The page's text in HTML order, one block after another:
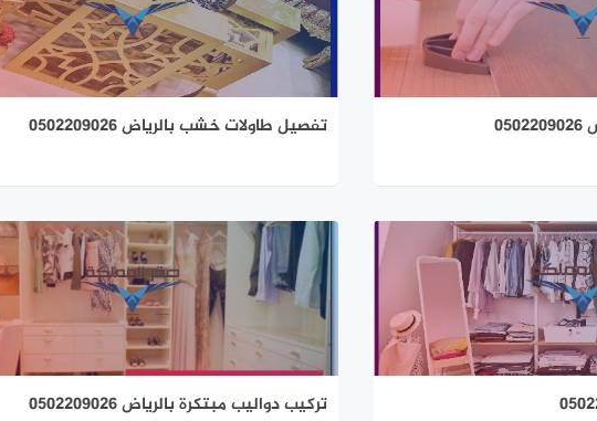
تفصيل طاولات خشب بالرياض 0502209026
تركيب دواليب مبتكرة بالرياض 0502209026